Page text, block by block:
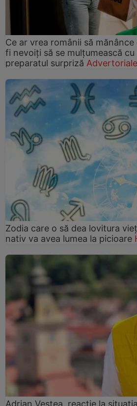
Ce ar vrea românii să
fi nevoiți să se mulțumească
preparatul surpriză Advertoriale
Zodia care o să dea lovitura
nativ va avea lumea la picioare
Adrian Veștea, reacție la